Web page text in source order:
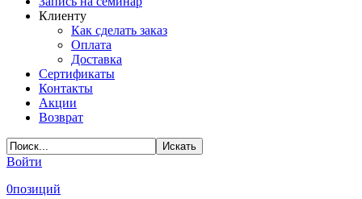
Клиенту
Как сделать заказ
Оплата
Доставка
Сертификаты
Контакты
Акции
Возврат
Войти
0позиций